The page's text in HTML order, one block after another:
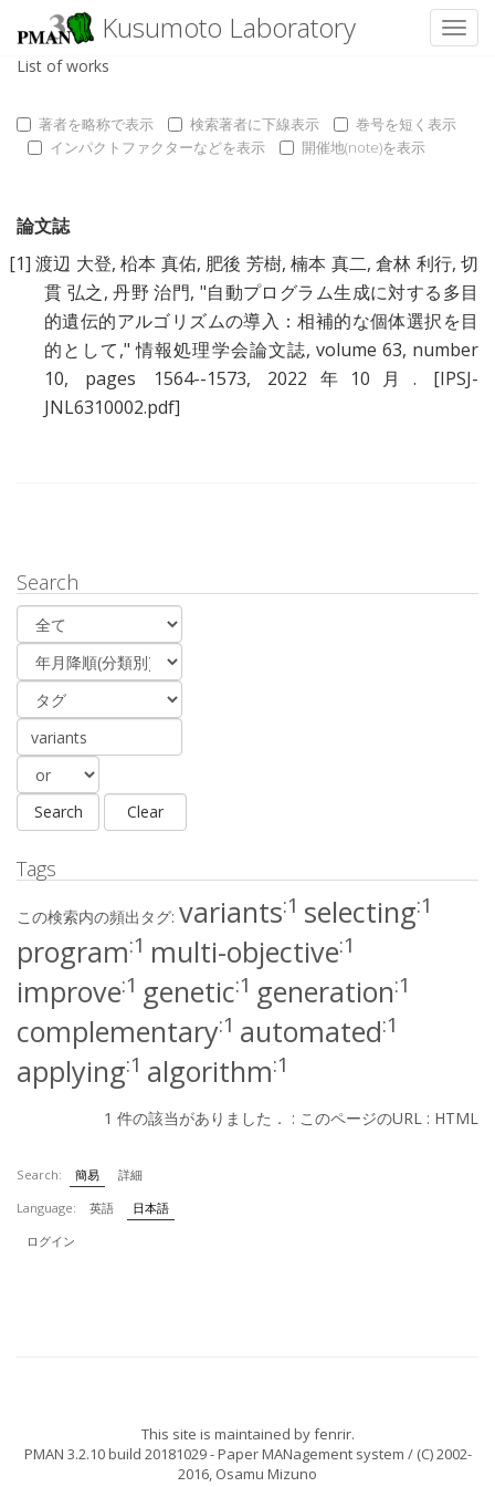
Kusumoto Laboratory
List of works
著者を略称で表示 検索著者に下線表示
巻号を短く表示
インパクトファクターなどを表示
開催地(note)を表示
論文誌
[1] 渡辺 大登,柗本 真佑, 肥後 芳樹,楠本 真二,倉林 利行,切
貫 弘之,丹野 治門, "自動プログラム生成に対する多目
的遺伝的アルゴリズムの導入：相補的な個体選択を目
的として," 情報処理学会論文誌, volume 63, number
10, pages 1564--1573, 2022年10月. [IPSJ-
JNL6310002.pdf]
Search
Tags
この検索内の頻出タグ: variants:1 selecting:1
program:1 multi-objective:1
improve:1 genetic:1 generation:1
complementary:1 automated:1
applying:1 algorithm:1
1 件の該当がありました． : このページのURL : HTML
Search: 簡易
詳細
Language:
英語
日本語
ログイン
This site is maintained byfenrir.
PMAN 3.2.10 build 20181029- Paper MANagement system / (C) 2002-
2016, Osamu Mizuno